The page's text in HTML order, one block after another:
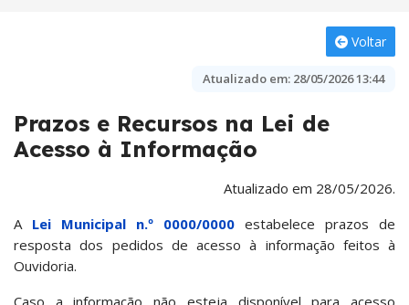
Voltar
Atualizado em: 28/05/2026 13:44
Prazos e Recursos na Lei de
Acesso à Informação
Atualizado em 28/05/2026.
A Lei Municipal n.º 0000/0000 estabelece prazos de
resposta dos pedidos de acesso à informação feitos à
Ouvidoria.
Caso a informação não esteja disponível para acesso